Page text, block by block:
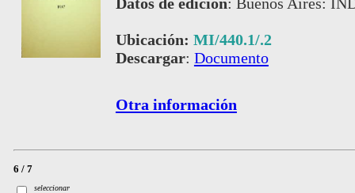
Ubicación: MI/440.1/.2
Descargar: Documento
Otra información
6 / 7
seleccionar